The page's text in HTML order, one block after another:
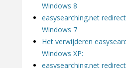
Windows 8
easysearching.net
Windows 7
Het verwijderen
Windows XP:
easysearching.net